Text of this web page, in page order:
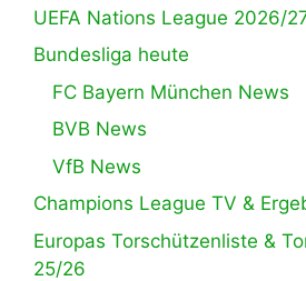
UEFA Nations League 2026/
Bundesliga heute
FC Bayern München News
BVB News
VfB News
Champions League TV &
Europas Torschützenliste &
25/26